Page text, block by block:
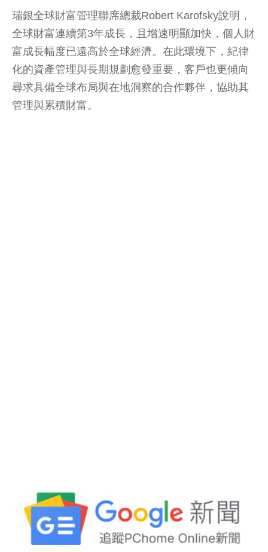
瑞銀全球財富管理聯席總裁Robert Karofsky說明，
全球財富連續第3年成長，且增速明顯加快，個人財
富成長幅度已遠高於全球經濟。在此環境下，紀律
化的資產管理與長期規劃愈發重要，客戶也更傾向
尋求具備全球布局與在地洞察的合作夥伴，協助其
管理與累積財富。